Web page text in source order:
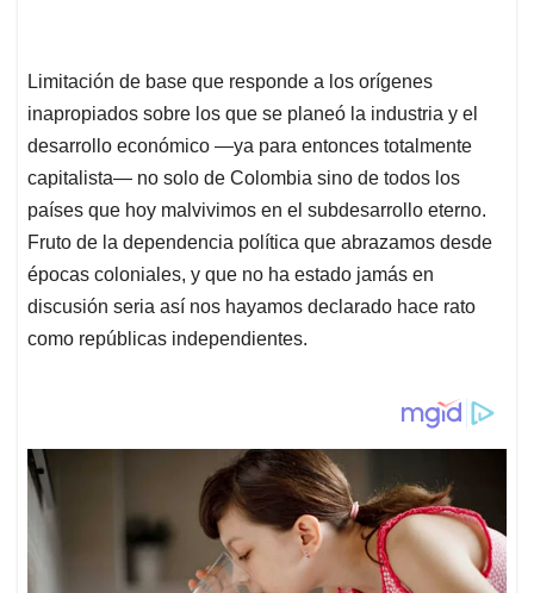
Limitación de base que responde a los orígenes
inapropiados sobre los que se planeó la industria y el
desarrollo económico —ya para entonces totalmente
capitalista— no solo de Colombia sino de todos los
países que hoy malvivimos en el subdesarrollo eterno.
Fruto de la dependencia política que abrazamos desde
épocas coloniales, y que no ha estado jamás en
discusión seria así nos hayamos declarado hace rato
como repúblicas independientes.